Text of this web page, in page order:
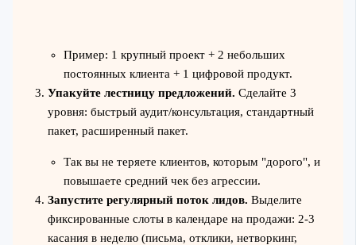
Пример: 1 крупный проект + 2 небольших
постоянных клиента + 1 цифровой продукт.
Упакуйте лестницу предложений. Сделайте 3
уровня: быстрый аудит/консультация, стандартный
пакет, расширенный пакет.
Так вы не теряете клиентов, которым "дорого", и
повышаете средний чек без агрессии.
Запустите регулярный поток лидов. Выделите
фиксированные слоты в календаре на продажи: 2-3
касания в неделю (письма, отклики, нетворкинг,